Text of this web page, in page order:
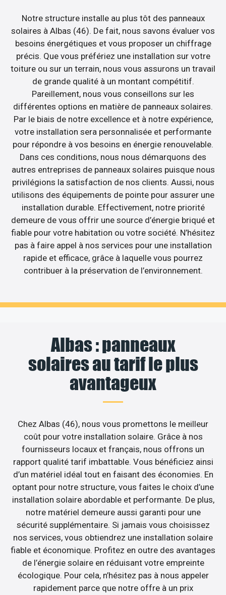
Notre structure installe au plus tôt des panneaux
solaires à Albas (46). De fait, nous savons évaluer vos
besoins énergétiques et vous proposer un chiffrage
précis. Que vous préfériez une installation sur votre
toiture ou sur un terrain, nous vous assurons un travail
de grande qualité à un montant compétitif.
Pareillement, nous vous conseillons sur les
différentes options en matière de panneaux solaires.
Par le biais de notre excellence et à notre expérience,
votre installation sera personnalisée et performante
pour répondre à vos besoins en énergie renouvelable.
Dans ces conditions, nous nous démarquons des
autres entreprises de panneaux solaires puisque nous
privilégions la satisfaction de nos clients. Aussi, nous
utilisons des équipements de pointe pour assurer une
installation durable. Effectivement, notre priorité
demeure de vous offrir une source d’énergie briqué et
fiable pour votre habitation ou votre société. N’hésitez
pas à faire appel à nos services pour une installation
rapide et efficace, grâce à laquelle vous pourrez
contribuer à la préservation de l’environnement.
Albas : panneaux
solaires au tarif le plus
avantageux
Chez Albas (46), nous vous promettons le meilleur
coût pour votre installation solaire. Grâce à nos
fournisseurs locaux et français, nous offrons un
rapport qualité tarif imbattable. Vous bénéficiez ainsi
d’un matériel idéal tout en faisant des économies. En
optant pour notre structure, vous faites le choix d’une
installation solaire abordable et performante. De plus,
notre matériel demeure aussi garanti pour une
sécurité supplémentaire. Si jamais vous choisissez
nos services, vous obtiendrez une installation solaire
fiable et économique. Profitez en outre des avantages
de l’énergie solaire en réduisant votre empreinte
écologique. Pour cela, n’hésitez pas à nous appeler
rapidement parce que notre offre à un prix